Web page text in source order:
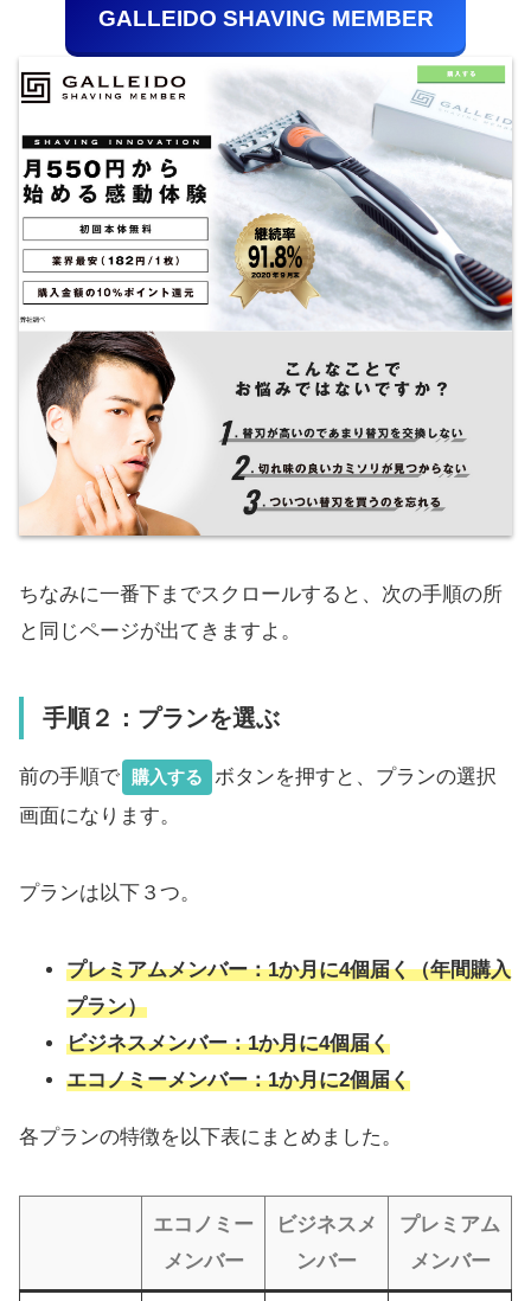
GALLEIDO SHAVING MEMBER
ちなみに一番下までスクロールすると、次の手順の所
と同じページが出てきますよ。
手順２：プランを選ぶ
前の手順で 購入する
ボタンを押すと、プランの選択
画面になります。
プランは以下３つ。
プレミアムメンバー：1か月に4個届く（年間購入
プラン）
ビジネスメンバー：1か月に4個届く
エコノミーメンバー：1か月に2個届く
各プランの特徴を以下表にまとめました。
エコノミー
メンバー
ビジネスメ
ンバー
プレミアム
メンバー